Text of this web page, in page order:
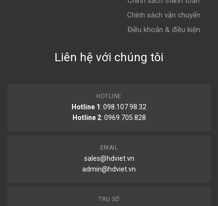
Chính sách vận chuyển
Điều khoản & điều kiện
Liên hệ với chúng tôi
HOTLINE
Hotline 1 : 098.107.98.32
Hotline 2: 0969.705.828
EMAIL
sales@hdviet.vn
admin@hdviet.vn
TRỤ SỞ